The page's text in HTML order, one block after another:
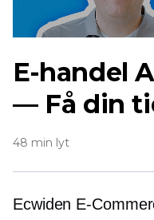
E-handel
— Få din
48 min lyt
Ecwiden E-